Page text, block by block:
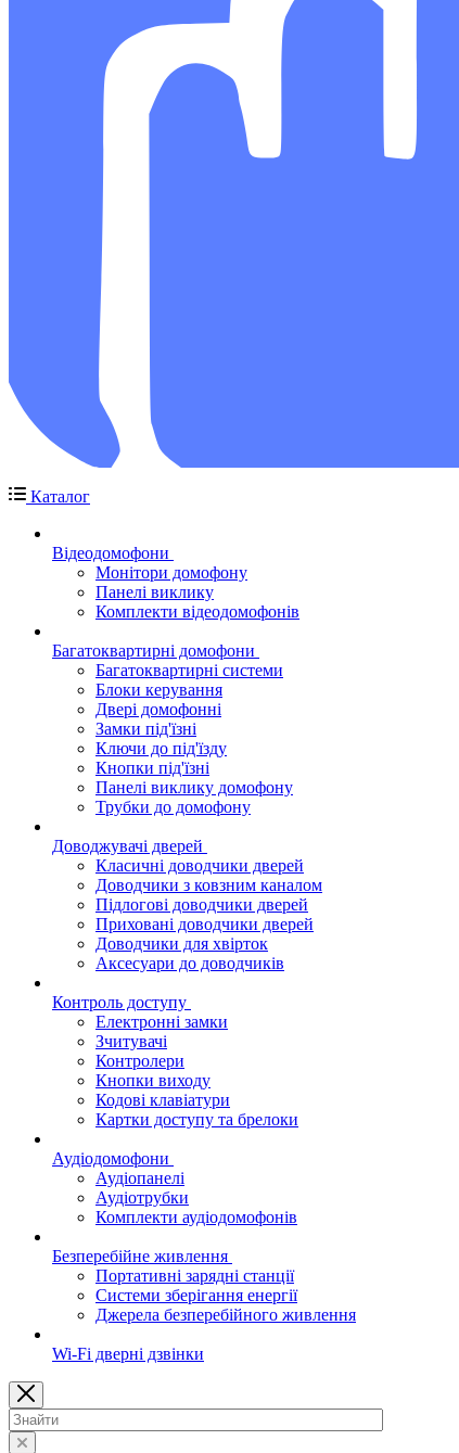
Каталог
Відеодомофони
Монітори домофону
Панелі виклику
Комплекти відеодомофонів
Багатоквартирні домофони
Багатоквартирні системи
Блоки керування
Двері домофонні
Замки під'їзні
Ключи до під'їзду
Кнопки під'їзні
Панелі виклику домофону
Трубки до домофону
Доводжувачі дверей
Класичні доводчики дверей
Доводчики з ковзним каналом
Підлогові доводчики дверей
Приховані доводчики дверей
Доводчики для хвірток
Аксесуари до доводчиків
Контроль доступу
Електронні замки
Зчитувачі
Контролери
Кнопки виходу
Кодові клавіатури
Картки доступу та брелоки
Аудіодомофони
Аудіопанелі
Аудіотрубки
Комплекти аудіодомофонів
Безперебійне живлення
Портативні зарядні станції
Системи зберігання енергії
Джерела безперебійного живлення
Wi-Fi дверні дзвінки